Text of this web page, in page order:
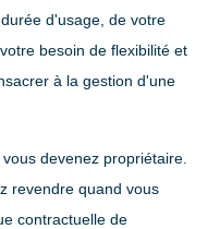
d'usage, de votre
besoin de flexibilité et
à la gestion d'une
devenez propriétaire.
revendre quand vous
contractuelle de